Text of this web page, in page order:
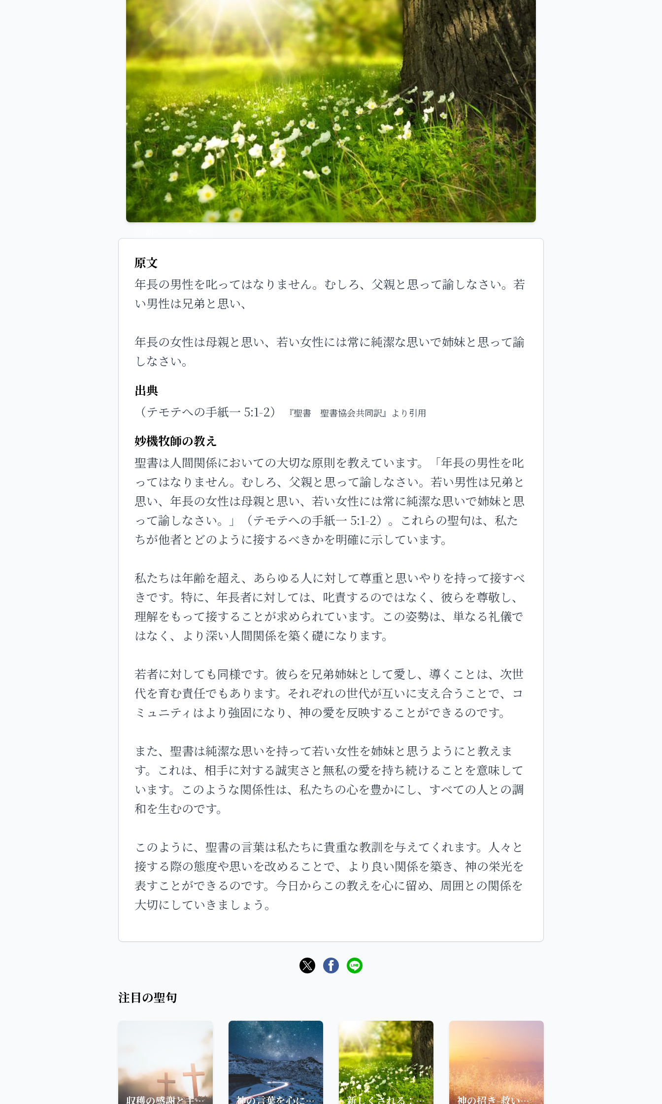
原文
年長の男性を叱ってはなりません。むしろ、父親と思って諭しなさい。若
い男性は兄弟と思い、
年長の女性は母親と思い、若い女性には常に純潔な思いで姉妹と思って諭
しなさい。
出典
（テモテへの手紙一 5:1-2）
『聖書 聖書協会共同訳』より引用
妙機牧師の教え
聖書は人間関係においての大切な原則を教えています。「年長の男性を叱
ってはなりません。むしろ、父親と思って諭しなさい。若い男性は兄弟と
思い、年長の女性は母親と思い、若い女性には常に純潔な思いで姉妹と思
って諭しなさい。」（テモテへの手紙一 5:1-2）。これらの聖句は、私た
ちが他者とどのように接するべきかを明確に示しています。
私たちは年齢を超え、あらゆる人に対して尊重と思いやりを持って接すべ
きです。特に、年長者に対しては、叱責するのではなく、彼らを尊敬し、
理解をもって接することが求められています。この姿勢は、単なる礼儀で
はなく、より深い人間関係を築く礎になります。
若者に対しても同様です。彼らを兄弟姉妹として愛し、導くことは、次世
代を育む責任でもあります。それぞれの世代が互いに支え合うことで、コ
ミュニティはより強固になり、神の愛を反映することができるのです。
また、聖書は純潔な思いを持って若い女性を姉妹と思うようにと教えま
す。これは、相手に対する誠実さと無私の愛を持ち続けることを意味して
います。このような関係性は、私たちの心を豊かにし、すべての人との調
和を生むのです。
このように、聖書の言葉は私たちに貴重な教訓を与えてくれます。人々と
接する際の態度や思いを改めることで、より良い関係を築き、神の栄光を
表すことができるのです。今日からこの教えを心に留め、周囲との関係を
大切にしていきましょう。
注目の聖句
収穫の感謝と主への奉納-聖句から学ぶ豊かさの意味 神の言葉を心に留めて生きる—モーセの教え 新しくされる：真実を語る者の幸い 神の招き-救いの道を歩む者に向けた聖句